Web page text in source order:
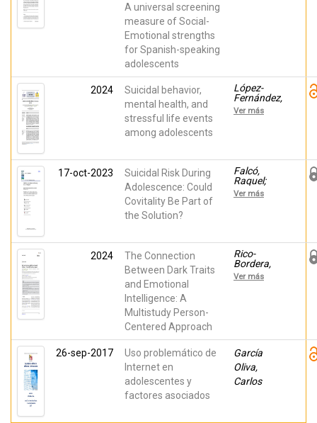
A universal screening
measure of Social-
Emotional strengths
for Spanish-speaking
adolescents
MARTINEZ-
GONZALEZ,
AGUSTIN
ERNESTO;
2024
Suicidal behavior,
mental health, and
stressful life events
among adolescents
López-
Fernández,
Francisco
J.; Moreno-
Raquel;
Soto-Sanz,
Victoria;
Marzo
Campos,
Cervin,
Matti;
Piqueras,
Jose A.
Ver más
17-oct-2023
Suicidal Risk During
Adolescence: Could
Covitality Be Part of
the Solution?
Falcó,
Raquel;
Santana-
Monagas,
Beatriz;
Piqueras,
Jose A;
Marzo
Campos,
Ver más
2024
The Connection
Between Dark Traits
and Emotional
Intelligence: A
Multistudy Person-
Centered Approach
Rico-
Bordera,
Pilar;
Piqueras,
Tíscar;
Marzo
Campos,
Juan
Carlos;
Ver más
26-sep-2017
Uso problemático de
Internet en
adolescentes y
factores asociados
García
Oliva,
Carlos